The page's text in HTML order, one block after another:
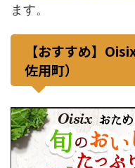
ます。
【おすすめ】
佐用町）